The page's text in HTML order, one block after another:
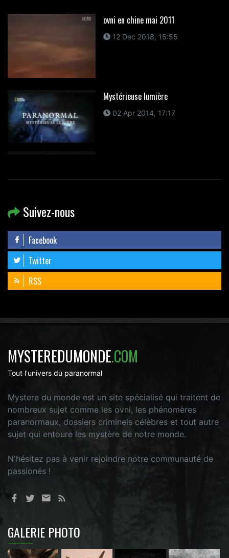
ovni en chine mai 2011
12 Dec 2018, 15:55
Mystérieuse lumière
02 Apr 2014, 17:17
Suivez-nous
Facebook
Twitter
RSS
MYSTEREDUMONDE.COM
Tout l'univers du paranormal
Mystere du monde est un site spécialisé qui traitent de
nombreux sujet comme les ovni, les phénomères
paranormaux, dossiers criminels célèbres et tout autre
sujet qui entoure les mystère de notre monde.
N'hésitez pas à venir rejoindre notre communauté de
passionés !
GALERIE PHOTO